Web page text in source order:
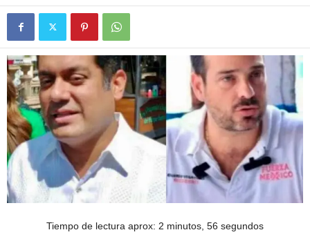
Tiempo de lectura aprox: 2 minutos, 56 segundos